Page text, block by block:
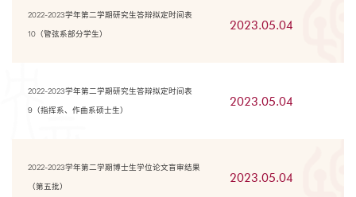
2022-2023学年第二学期研究生答辩拟定时间表
10（管弦系部分学生）
2023.05.04
2022-2023学年第二学期研究生答辩拟定时间表
9（指挥系、作曲系硕士生）
2023.05.04
2022-2023学年第二学期博士生学位论文盲审结果
（第五批）
2023.05.04